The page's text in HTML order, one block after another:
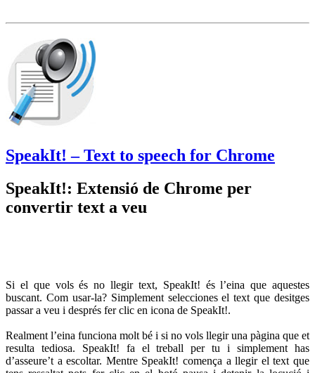
SpeakIt! – Text to speech for Chrome
SpeakIt!: Extensió de Chrome per
convertir text a veu
Si el que vols és no llegir text, SpeakIt! és l’eina que aquestes
buscant. Com usar-la? Simplement selecciones el text que desitges
passar a veu i després fer clic en icona de SpeakIt!.
Realment l’eina funciona molt bé i si no vols llegir una pàgina que et
resulta tediosa. SpeakIt! fa el treball per tu i simplement has
d’asseure’t a escoltar. Mentre SpeakIt! comença a llegir el text que